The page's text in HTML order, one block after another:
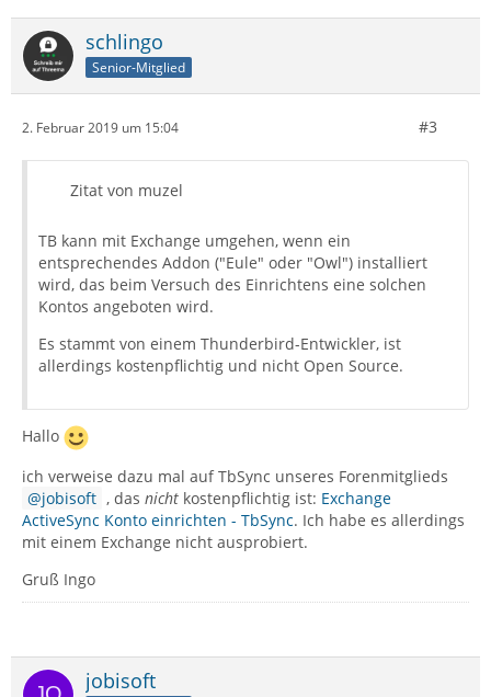
schlingo
Senior-Mitglied
2. Februar 2019 um 15:04 #3
Zitat von muzel
TB kann mit Exchange umgehen, wenn ein
entsprechendes Addon ("Eule" oder "Owl") installiert
wird, das beim Versuch des Einrichtens eine solchen
Kontos angeboten wird.
Es stammt von einem Thunderbird-Entwickler, ist
allerdings kostenpflichtig und nicht Open Source.
Hallo
ich verweise dazu mal auf TbSync unseres Forenmitglieds
jobisoft , das nicht kostenpflichtig ist: Exchange
ActiveSync Konto einrichten - TbSync. Ich habe es allerdings
mit einem Exchange nicht ausprobiert.
Gruß Ingo
jobisoft